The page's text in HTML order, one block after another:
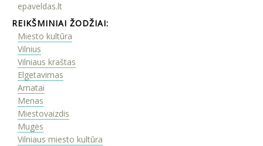
epaveldas.lt
REIKŠMINIAI ŽODŽIAI:
Miesto kultūra
Vilnius
Vilniaus kraštas
Elgetavimas
Amatai
Menas
Miestovaizdis
Mugės
Vilniaus miesto kultūra